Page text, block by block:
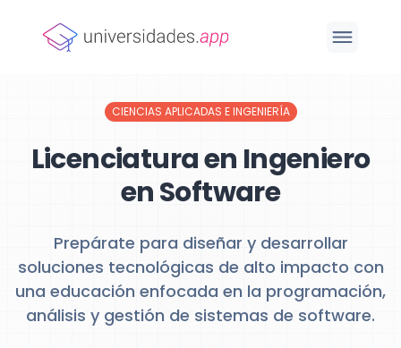
CIENCIAS APLICADAS E INGENIERÍA
Licenciatura en Ingeniero
en Software
Prepárate para diseñar y desarrollar
soluciones tecnológicas de alto impacto con
una educación enfocada en la programación,
análisis y gestión de sistemas de software.